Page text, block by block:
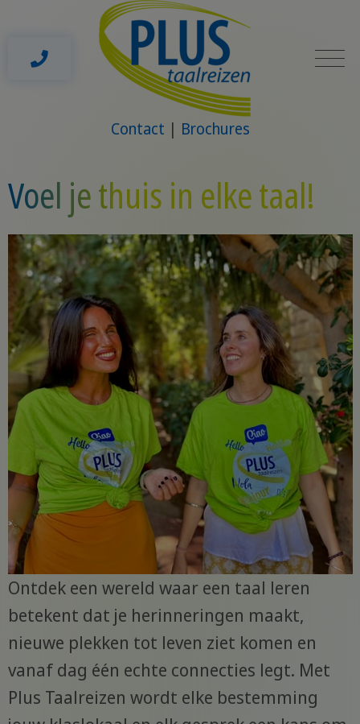
Contact Brochures
Voel je thuis in elke taal!
Ontdek een wereld waar een taal leren
betekent dat je herinneringen maakt,
nieuwe plekken tot leven ziet komen en
vanaf dag één echte connecties legt. Met
Plus Taalreizen wordt elke bestemming